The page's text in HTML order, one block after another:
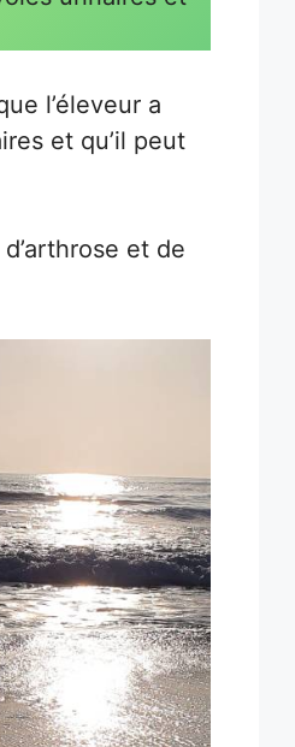
l’éleveur a
et qu’il peut
et de